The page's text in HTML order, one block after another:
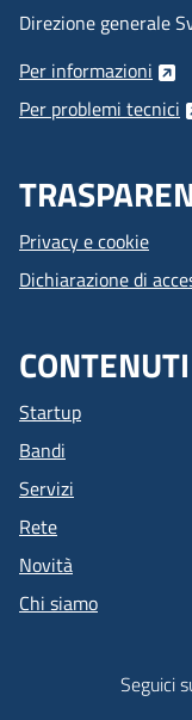
Direzione generale
Per informazioni
Per problemi tecnici
Privacy e cookie
Dichiarazione di
CONTENUTI
Startup
Bandi
Servizi
Rete
Novità
Chi siamo
Seguici